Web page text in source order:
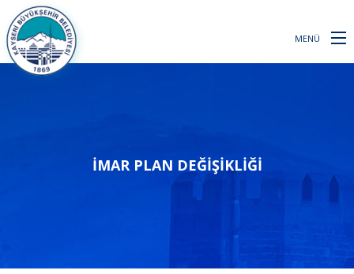
MENÜ
İMAR PLAN DEĞIŞIKLIĞI